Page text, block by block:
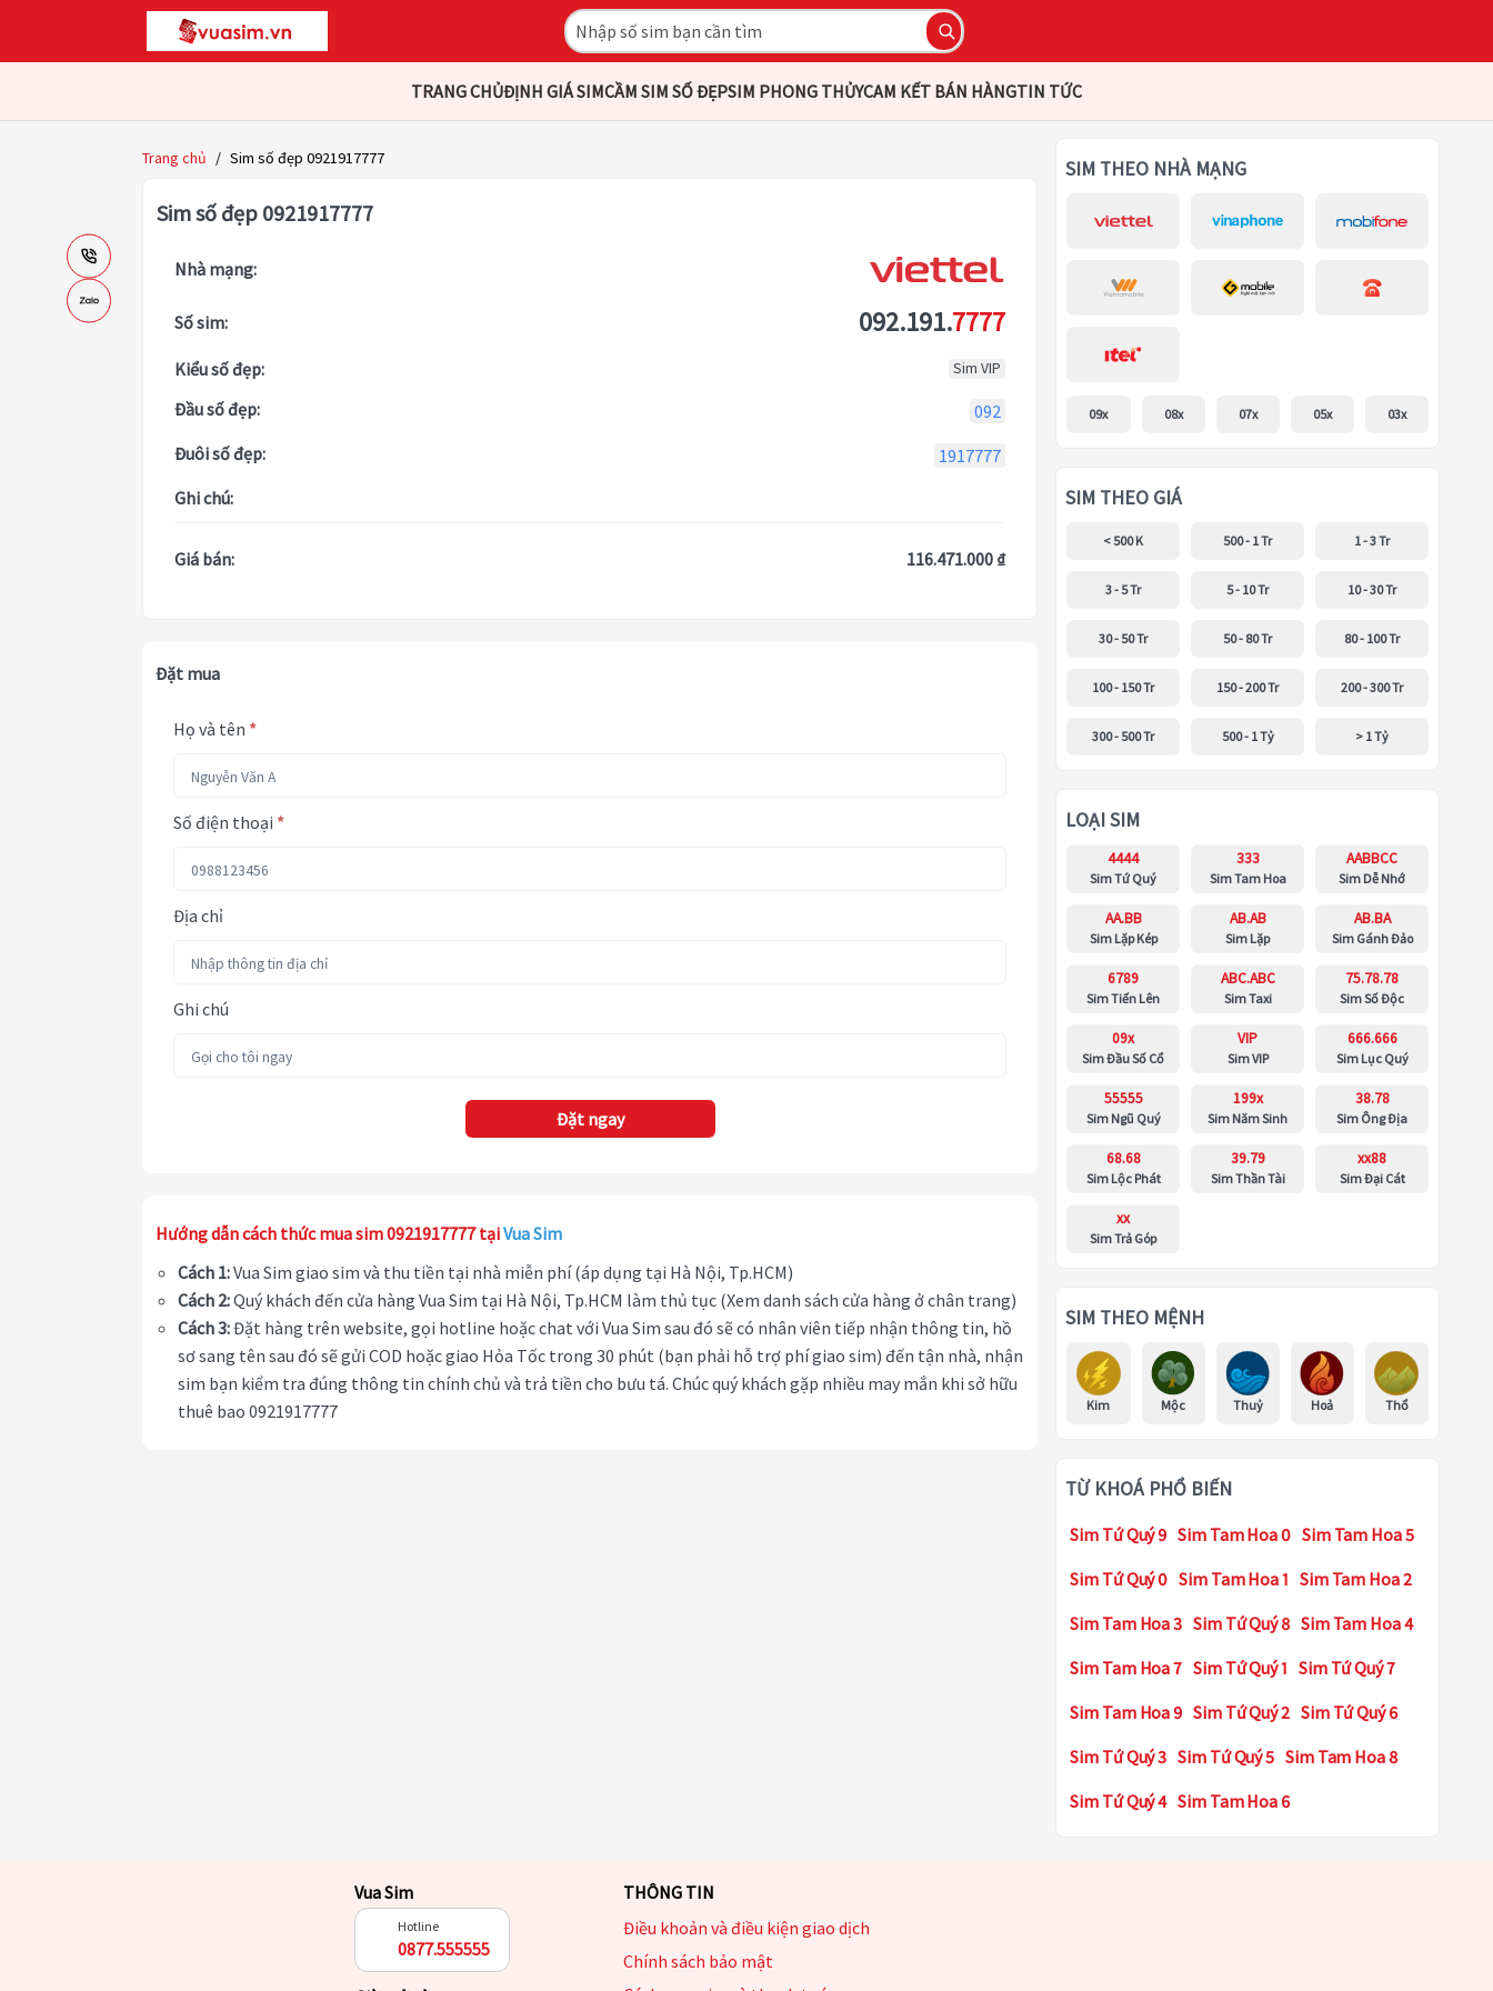
TRANG CHỦĐỊNH GIÁ SIMCẦM SIM SỐ ĐẸPSIM PHONG THỦYCAM KẾT BÁN HÀNGTIN TỨC
Trang chủ / Sim số đẹp 0921917777
Sim số đẹp 0921917777
Nhà mạng:
Số sim: 092.191.7777
Kiểu số đẹp: Sim VIP
Đầu số đẹp:
092
Đuôi số đẹp:
1917777
Ghi chú:
Giá bán: 116.471.000 ₫
Đặt mua
Họ và tên *
Số điện thoại *
Địa chỉ
Ghi chú
Đặt ngay
Hướng dẫn cách thức mua sim 0921917777 tạiVua Sim
Cách 1:Vua Sim giao sim và thu tiền tại nhà miễn phí (áp dụng tại Hà Nội, Tp.HCM)
Cách 2:Quý khách đến cửa hàng Vua Sim tại Hà Nội, Tp.HCM làm thủ tục (Xem danh sách cửa hàng ở chân trang)
Cách 3:Đặt hàng trên website, gọi hotline hoặc chat với Vua Sim sau đó sẽ có nhân viên tiếp nhận thông tin, hồ
sơ sang tên sau đó sẽ gửi COD hoặc giao Hỏa Tốc trong 30 phút (bạn phải hỗ trợ phí giao sim) đến tận nhà, nhận
sim bạn kiểm tra đúng thông tin chính chủ và trả tiền cho bưu tá. Chúc quý khách gặp nhiều may mắn khi sở hữu
thuê bao 0921917777
SIM THEO NHÀ MẠNG
09x 08x 07x 05x 03x
SIM THEO GIÁ
< 500 K 500 - 1 Tr 1 - 3 Tr
3 - 5 Tr 5 - 10 Tr 10 - 30 Tr
30 - 50 Tr 50 - 80 Tr 80 - 100 Tr
100 - 150 Tr 150 - 200 Tr 200 - 300 Tr
300 - 500 Tr 500 - 1 Tỷ > 1 Tỷ
LOẠI SIM
4444
Sim Tứ Quý
333
Sim Tam Hoa
AABBCC
Sim Dễ Nhớ
AA.BB
Sim Lặp Kép
AB.AB
Sim Lặp
AB.BA
Sim Gánh Đảo
6789
Sim Tiến Lên
ABC.ABC
Sim Taxi
75.78.78
Sim Số Độc
09x
Sim Đầu Số Cổ
VIP
Sim VIP
666.666
Sim Lục Quý
55555
Sim Ngũ Quý
199x
Sim Năm Sinh
38.78
Sim Ông Địa
68.68
Sim Lộc Phát
39.79
Sim Thần Tài
xx88
Sim Đại Cát
xx
Sim Trả Góp
SIM THEO MỆNH
Kim Mộc Thuỷ Hoả Thổ
TỪ KHOÁ PHỔ BIẾN
Sim Tứ Quý 9 Sim Tam Hoa 0 Sim Tam Hoa 5
Sim Tứ Quý 0 Sim Tam Hoa 1 Sim Tam Hoa 2
Sim Tam Hoa 3 Sim Tứ Quý 8 Sim Tam Hoa 4
Sim Tam Hoa 7 Sim Tứ Quý 1 Sim Tứ Quý 7
Sim Tam Hoa 9 Sim Tứ Quý 2 Sim Tứ Quý 6
Sim Tứ Quý 3 Sim Tứ Quý 5 Sim Tam Hoa 8
Sim Tứ Quý 4 Sim Tam Hoa 6
Vua Sim
Hotline
0877.555555
THÔNG TIN
Điều khoản và điều kiện giao dịch
Chính sách bảo mật